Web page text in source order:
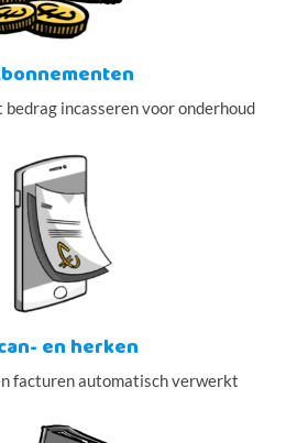
bedrag incasseren voor onderhoud
en herken
facturen automatisch verwerkt